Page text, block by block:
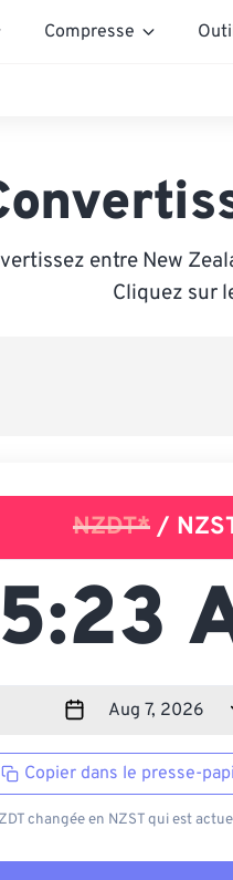
Compresse
entre New
Cliquez sur
NZDT*/
Copier dans le presse-
changée en NZST qui est